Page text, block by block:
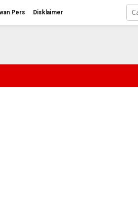
Pers Disklaimer